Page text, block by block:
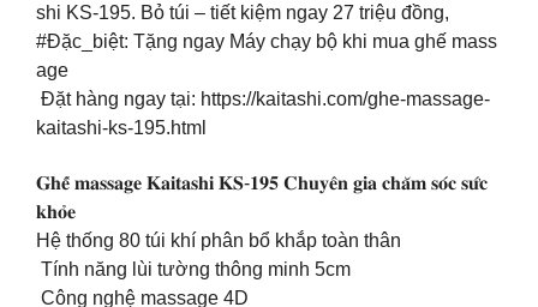
shi KS-195. Bỏ túi – tiết kiệm ngay 27 triệu đồng,
#Đặc_biệt: Tặng ngay Máy chạy bộ khi mua ghế mass
age
Đặt hàng ngay tại: https://kaitashi.com/ghe-massage-
kaitashi-ks-195.html
𝐆𝐡𝐞̂́ 𝐦𝐚𝐬𝐬𝐚𝐠𝐞 𝐊𝐚𝐢𝐭𝐚𝐬𝐡𝐢 𝐊𝐒-𝟏𝟗𝟓 𝐂𝐡𝐮𝐲𝐞̂𝐧 𝐠𝐢𝐚 𝐜𝐡𝐚̆𝐦 𝐬𝐨́𝐜 𝐬𝐮̛́𝐜
𝐤𝐡𝐨̉𝐞
Hệ thống 80 túi khí phân bổ khắp toàn thân
Tính năng lùi tường thông minh 5cm
Công nghệ massage 4D